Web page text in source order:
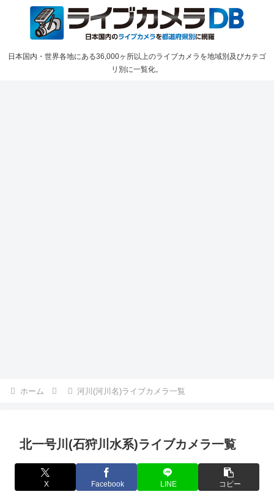
日本国内・世界各地にある36,000ヶ所以上のライブカメラを地域別及びカテゴ
リ別に一覧化。
ホーム 河川(河川名)ライブカメラ一覧
北一号川(石狩川水系)ライブカメラ一覧
X Facebook LINE コピー